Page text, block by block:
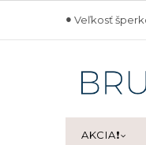
obsah
Veľkosť
AKCIA❗